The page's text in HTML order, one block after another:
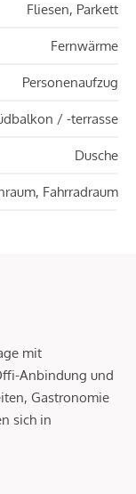
Fliesen, Parkett
Fernwärme
Personenaufzug
/ -terrasse
Dusche
Fahrradraum
mit
Anbindung und
Gastronomie
sich in